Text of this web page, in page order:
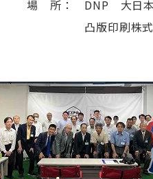
場 所： DNP 大日本印
凸版印刷株式会社